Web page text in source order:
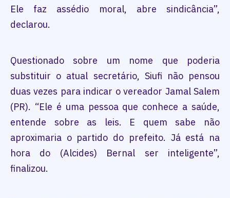
Ele faz assédio moral, abre sindicância”,
declarou.
Questionado sobre um nome que poderia
substituir o atual secretário, Siufi não pensou
duas vezes para indicar o vereador Jamal Salem
(PR). “Ele é uma pessoa que conhece a saúde,
entende sobre as leis. E quem sabe não
aproximaria o partido do prefeito. Já está na
hora do (Alcides) Bernal ser inteligente”,
finalizou.